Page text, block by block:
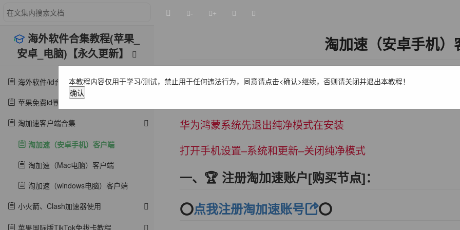
海外软件合集教程(苹果_
安卓_电脑)【永久更新】
海外软件/id合集(苹果/安卓/电脑)【永久更新】
苹果免费id登录教程
淘加速客户端合集
淘加速（安卓手机）客户端
淘加速（Mac电脑）客户端
淘加速（windows电脑）客户端
小火箭、Clash加速器使用
苹果国际版TikTok免拔卡教程
- +
淘加速（安卓手机）
⭕️请不要淘宝上发送敏感词，遇到问题可以咨询右下角客服窗
华为鸿蒙系统先退出纯净模式在安装
打开手机设置–系统和更新–关闭纯净模式
一、🏆 注册淘加速账户[购买节点]：​
⭕️点我注册淘加速账号 ⭕️
本教程内容仅用于学习/测试，禁止用于任何违法行为，同意请点击<确认>继续，否则请关闭并退出本教程！
确认